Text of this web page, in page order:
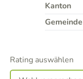
Kanton
Gemeinde
Rating auswählen